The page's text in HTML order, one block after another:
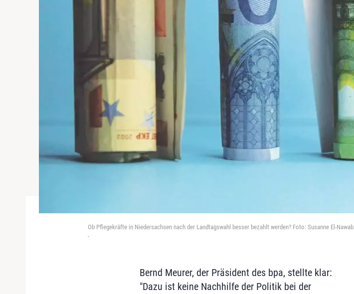
Ob Pflegekräfte in Niedersachsen nach der Landtagswahl besser bezahlt werden? Foto: Susanne El-Nawab
-
Bernd Meurer, der Präsident des bpa, stellte klar:
"Dazu ist keine Nachhilfe der Politik bei der